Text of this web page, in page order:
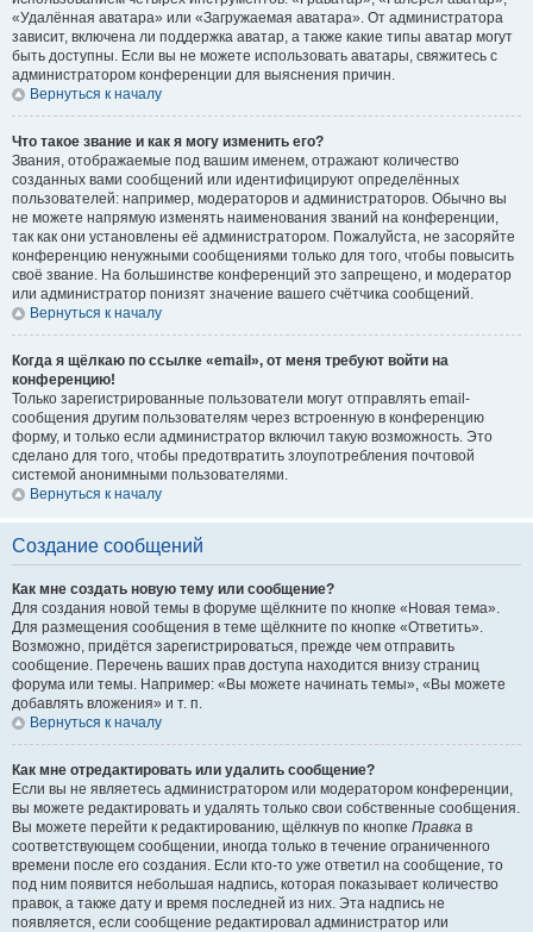
«Удалённая аватара» или «Загружаемая аватара». От администратора
зависит, включена ли поддержка аватар, а также какие типы аватар могут
быть доступны. Если вы не можете использовать аватары, свяжитесь с
администратором конференции для выяснения причин.
Вернуться к началу
Что такое звание и как я могу изменить его?
Звания, отображаемые под вашим именем, отражают количество
созданных вами сообщений или идентифицируют определённых
пользователей: например, модераторов и администраторов. Обычно вы
не можете напрямую изменять наименования званий на конференции,
так как они установлены её администратором. Пожалуйста, не засоряйте
конференцию ненужными сообщениями только для того, чтобы повысить
своё звание. На большинстве конференций это запрещено, и модератор
или администратор понизят значение вашего счётчика сообщений.
Вернуться к началу
Когда я щёлкаю по ссылке «email», от меня требуют войти на
конференцию!
Только зарегистрированные пользователи могут отправлять email-
сообщения другим пользователям через встроенную в конференцию
форму, и только если администратор включил такую возможность. Это
сделано для того, чтобы предотвратить злоупотребления почтовой
системой анонимными пользователями.
Вернуться к началу
Создание сообщений
Как мне создать новую тему или сообщение?
Для создания новой темы в форуме щёлкните по кнопке «Новая тема».
Для размещения сообщения в теме щёлкните по кнопке «Ответить».
Возможно, придётся зарегистрироваться, прежде чем отправить
сообщение. Перечень ваших прав доступа находится внизу страниц
форума или темы. Например: «Вы можете начинать темы», «Вы можете
добавлять вложения» и т. п.
Вернуться к началу
Как мне отредактировать или удалить сообщение?
Если вы не являетесь администратором или модератором конференции,
вы можете редактировать и удалять только свои собственные сообщения.
Вы можете перейти к редактированию, щёлкнув по кнопке Правка в
соответствующем сообщении, иногда только в течение ограниченного
времени после его создания. Если кто-то уже ответил на сообщение, то
под ним появится небольшая надпись, которая показывает количество
правок, а также дату и время последней из них. Эта надпись не
появляется, если сообщение редактировал администратор или